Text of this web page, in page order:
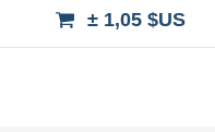
± 1,05 $US